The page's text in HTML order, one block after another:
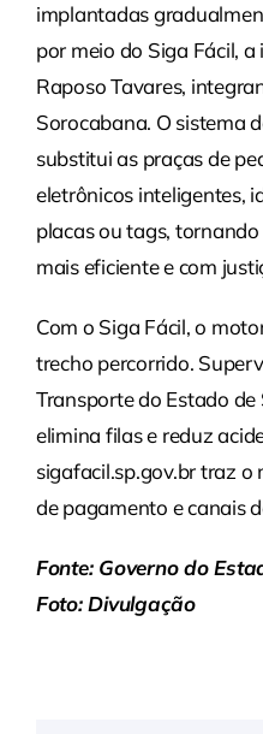
implantadas
por meio do Siga Fácil,
Raposo Tavares,
Sorocabana. O sistema
substitui as praças de
eletrônicos inteligentes,
placas ou tags,
mais eficiente e com
Com o Siga Fácil, o
trecho percorrido.
Transporte do Estado
elimina filas e reduz
sigafacil.sp.gov.br traz
de pagamento e canais
Fonte: Governo do
Foto: Divulgação